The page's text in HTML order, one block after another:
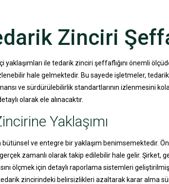
Zinciri
ile tedarik zinciri şeffaflığını önemli
hale gelmektedir. Bu sayede işletmeler,
ve sürdürülebilirlik standartlarının izlenmesini
olarak ele alınacaktır.
Yaklaşımı
ve entegre bir yaklaşım benimsemektedir.
zamanlı olarak takip edilebilir hale gelir.
ölçmek için detaylı raporlama sistemleri
zincirindeki belirsizlikleri azaltarak karar alma